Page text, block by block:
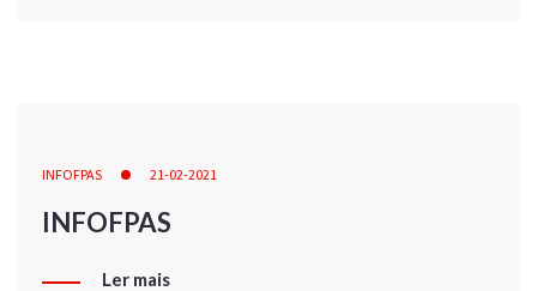
INFOFPAS 21-02-2021
INFOFPAS
Ler mais